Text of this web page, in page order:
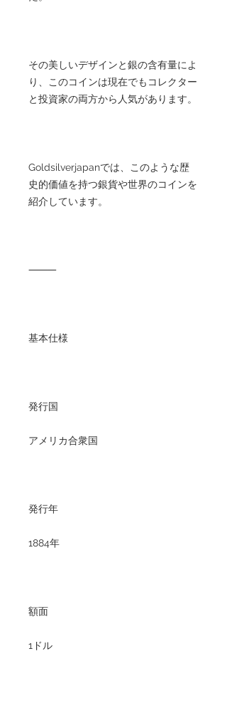
その美しいデザインと銀の含有量によ
り、このコインは現在でもコレクター
と投資家の両方から人気があります。
Goldsilverjapanでは、このような歴
史的価値を持つ銀貨や世界のコインを
紹介しています。
⸻
基本仕様
発行国
アメリカ合衆国
発行年
1884年
額面
1ドル